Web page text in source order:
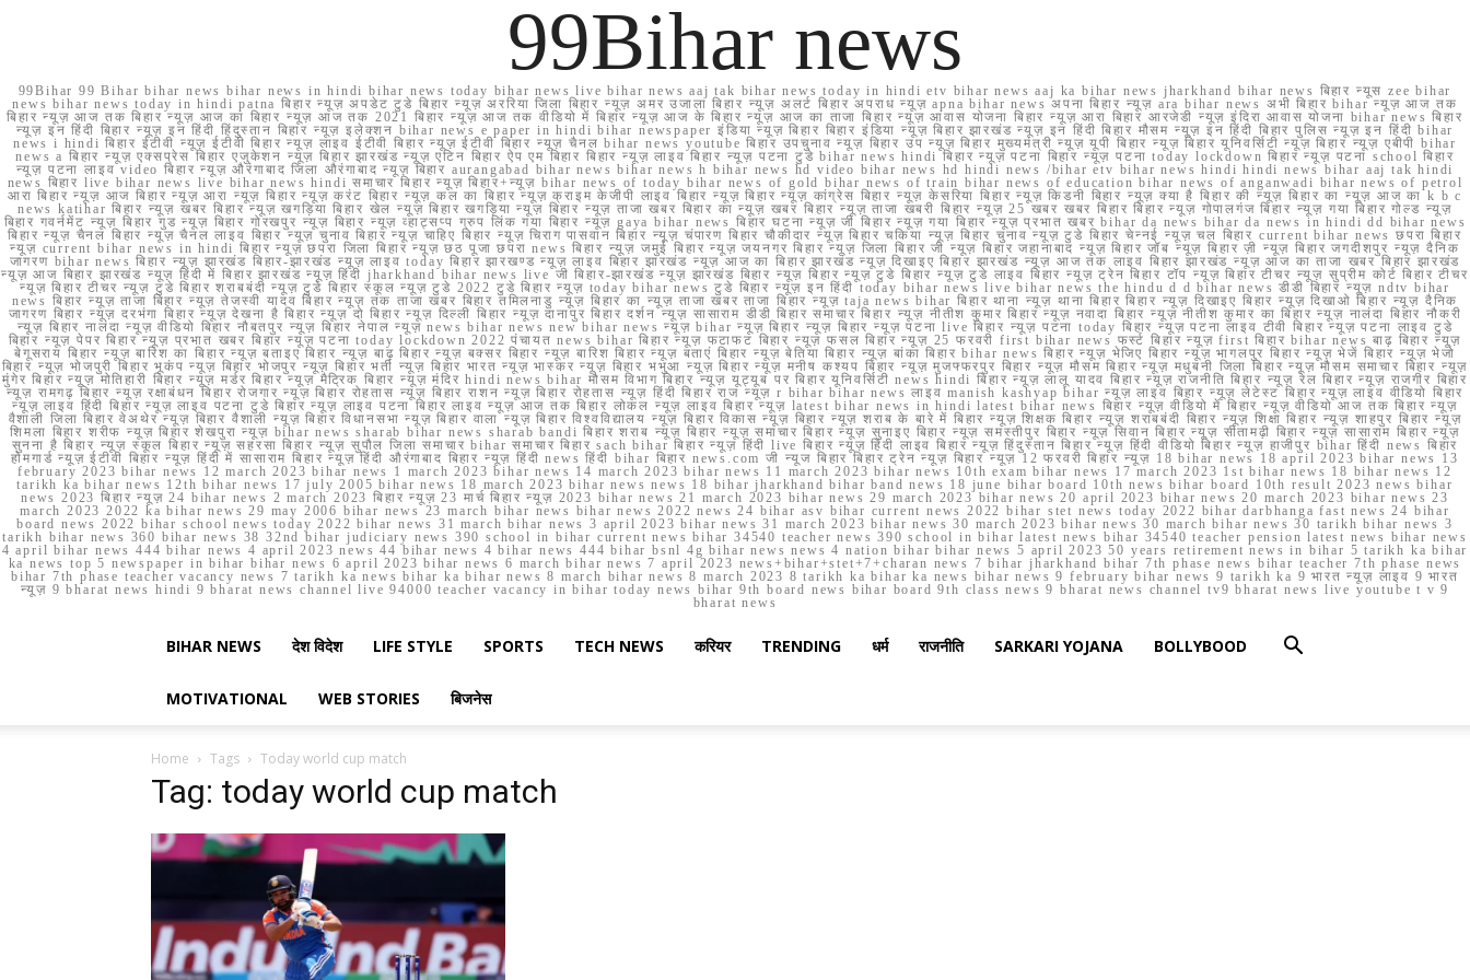
99Bihar news
99Bihar 99 Bihar bihar news bihar news in hindi bihar news today bihar news live bihar news aaj tak bihar news today in hindi etv bihar news aaj ka bihar news jharkhand bihar news बिहार न्यूस zee bihar
news bihar news today in hindi patna बिहार न्यूज़ अपडेट टुडे बिहार न्यूज़ अररिया जिला बिहार न्यूज़ अमर उजाला बिहार न्यूज़ अलर्ट बिहार अपराध न्यूज़ apna bihar news अपना बिहार न्यूज़ ara bihar news अभी बिहार bihar न्यूज़ आज तक
बिहार न्यूज़ आज तक बिहार न्यूज़ आज का बिहार न्यूज़ आज तक 2021 बिहार न्यूज़ आज तक वीडियो में बिहार न्यूज़ आज के बिहार न्यूज़ आज का ताजा बिहार न्यूज़ आवास योजना बिहार न्यूज़ आरा बिहार आरजेडी न्यूज़ इंदिरा आवास योजना bihar news बिहार
न्यूज़ इन हिंदी बिहार न्यूज़ इन हिंदी हिंदुस्तान बिहार न्यूज़ इलेक्शन bihar news e paper in hindi bihar newspaper इंडिया न्यूज़ बिहार बिहार इंडिया न्यूज़ बिहार झारखंड न्यूज़ इन हिंदी बिहार मौसम न्यूज़ इन हिंदी बिहार पुलिस न्यूज़ इन हिंदी bihar
news i hindi बिहार ईटीवी न्यूज़ ईटीवी बिहार न्यूज़ लाइव ईटीवी बिहार न्यूज़ ईटीवी बिहार न्यूज़ चैनल bihar news youtube बिहार उपचुनाव न्यूज़ बिहार उप न्यूज़ बिहार मुख्यमंत्री न्यूज़ यूपी बिहार न्यूज़ बिहार यूनिवर्सिटी न्यूज़ बिहार न्यूज़ एबीपी bihar
news a बिहार न्यूज़ एक्सप्रेस बिहार एजुकेशन न्यूज़ बिहार झारखंड न्यूज़ एटिन बिहार ऐप एम बिहार बिहार न्यूज़ लाइव बिहार न्यूज़ पटना टुडे bihar news hindi बिहार न्यूज़ पटना बिहार न्यूज़ पटना today lockdown बिहार न्यूज़ पटना school बिहार
न्यूज़ पटना लाइव video बिहार न्यूज़ औरंगाबाद जिला औरंगाबाद न्यूज़ बिहार aurangabad bihar news bihar news h bihar news hd video bihar news hd hindi news /bihar etv bihar news hindi hindi news bihar aaj tak hindi
news बिहार live bihar news live bihar news hindi समाचार बिहार न्यूज़ बिहार+न्यूज़ bihar news of today bihar news of gold bihar news of train bihar news of education bihar news of anganwadi bihar news of petrol
आरा बिहार न्यूज़ आज बिहार न्यूज़ आरा न्यूज़ बिहार न्यूज़ करंट बिहार न्यूज़ कल का बिहार न्यूज़ क्राइम केजीपी लाइव बिहार न्यूज़ बिहार न्यूज़ कांग्रेस बिहार न्यूज़ केसरिया बिहार न्यूज़ किडनी बिहार न्यूज़ क्या है बिहार की न्यूज़ बिहार का न्यूज़ आज का k b c
news katihar बिहार न्यूज़ खबर बिहार न्यूज़ खगड़िया बिहार खेल न्यूज़ बिहार खगड़िया न्यूज़ बिहार न्यूज़ ताजा खबर बिहार का न्यूज़ खबर बिहार न्यूज़ ताजा खबरी बिहार न्यूज़ 25 खबर खबर बिहार बिहार न्यूज़ गोपालगंज बिहार न्यूज़ गया बिहार गोल्ड न्यूज़
बिहार गवर्नमेंट न्यूज़ बिहार गुड न्यूज़ बिहार गोरखपुर न्यूज़ बिहार न्यूज़ व्हाट्सप्प ग्रुप लिंक गया बिहार न्यूज़ gaya bihar news बिहार घटना न्यूज़ जी बिहार न्यूज़ गया बिहार न्यूज़ प्रभात खबर bihar da news bihar da news in hindi dd bihar news
बिहार न्यूज़ चैनल बिहार न्यूज़ चैनल लाइव बिहार न्यूज़ चुनाव बिहार न्यूज़ चाहिए बिहार न्यूज़ चिराग पासवान बिहार न्यूज़ चंपारण बिहार चौकीदार न्यूज़ बिहार चकिया न्यूज़ बिहार चुनाव न्यूज़ टुडे बिहार चेन्नई न्यूज़ चल बिहार current bihar news छपरा बिहार
न्यूज़ current bihar news in hindi बिहार न्यूज़ छपरा जिला बिहार न्यूज़ छठ पूजा छपरा news बिहार न्यूज़ जमुई बिहार न्यूज़ जयनगर बिहार न्यूज़ जिला बिहार जी न्यूज़ बिहार जहानाबाद न्यूज़ बिहार जॉब न्यूज़ बिहार ज़ी न्यूज़ बिहार जगदीशपुर न्यूज़ दैनिक
जागरण bihar news बिहार न्यूज़ झारखंड बिहार-झारखंड न्यूज़ लाइव today बिहार झारखण्ड न्यूज़ लाइव बिहार झारखंड न्यूज़ आज का बिहार झारखंड न्यूज़ दिखाइए बिहार झारखंड न्यूज़ आज तक लाइव बिहार झारखंड न्यूज़ आज का ताजा खबर बिहार झारखंड
न्यूज़ आज बिहार झारखंड न्यूज़ हिंदी में बिहार झारखंड न्यूज़ हिंदी jharkhand bihar news live जी बिहार-झारखंड न्यूज़ झारखंड बिहार न्यूज़ बिहार न्यूज़ टुडे बिहार न्यूज़ टुडे लाइव बिहार न्यूज़ ट्रेन बिहार टॉप न्यूज़ बिहार टीचर न्यूज़ सुप्रीम कोर्ट बिहार टीचर
न्यूज़ बिहार टीचर न्यूज़ टुडे बिहार शराबबंदी न्यूज़ टुडे बिहार स्कूल न्यूज़ टुडे 2022 टुडे बिहार न्यूज़ today bihar news टुडे बिहार न्यूज़ इन हिंदी today bihar news live bihar news the hindu d d bihar news डीडी बिहार न्यूज़ ndtv bihar
news बिहार न्यूज़ ताजा बिहार न्यूज़ तेजस्वी यादव बिहार न्यूज़ तक ताजा खबर बिहार तमिलनाडु न्यूज़ बिहार का न्यूज़ ताजा खबर ताजा बिहार न्यूज़ taja news bihar बिहार थाना न्यूज़ थाना बिहार बिहार न्यूज़ दिखाइए बिहार न्यूज़ दिखाओ बिहार न्यूज़ दैनिक
जागरण बिहार न्यूज़ दरभंगा बिहार न्यूज़ देखना है बिहार न्यूज़ दो बिहार न्यूज़ दिल्ली बिहार न्यूज़ दानापुर बिहार दर्शन न्यूज़ सासाराम डीडी बिहार समाचार बिहार न्यूज़ नीतीश कुमार बिहार न्यूज़ नवादा बिहार न्यूज़ नीतीश कुमार का बिहार न्यूज़ नालंदा बिहार नौकरी
न्यूज़ बिहार नालंदा न्यूज़ वीडियो बिहार नौबतपुर न्यूज़ बिहार नेपाल न्यूज़ news bihar news new bihar news न्यूज़ bihar न्यूज़ बिहार न्यूज़ बिहार न्यूज़ पटना live बिहार न्यूज़ पटना today बिहार न्यूज़ पटना लाइव टीवी बिहार न्यूज़ पटना लाइव टुडे
बिहार न्यूज़ पेपर बिहार न्यूज़ प्रभात खबर बिहार न्यूज़ पटना today lockdown 2022 पंचायत news bihar बिहार न्यूज़ फटाफट बिहार न्यूज़ फसल बिहार न्यूज़ 25 फरवरी first bihar news फर्स्ट बिहार न्यूज़ first बिहार bihar news बाढ़ बिहार न्यूज़
बेगूसराय बिहार न्यूज़ बारिश का बिहार न्यूज़ बताइए बिहार न्यूज़ बाढ़ बिहार न्यूज़ बक्सर बिहार न्यूज़ बारिश बिहार न्यूज़ बताएं बिहार न्यूज़ बेतिया बिहार न्यूज़ बांका बिहार bihar news बिहार न्यूज़ भेजिए बिहार न्यूज़ भागलपुर बिहार न्यूज़ भेजें बिहार न्यूज़ भेजो
बिहार न्यूज़ भोजपुरी बिहार भूकंप न्यूज़ बिहार भोजपुर न्यूज़ बिहार भर्ती न्यूज़ बिहार भारत न्यूज़ भास्कर न्यूज़ बिहार भभुआ न्यूज़ बिहार न्यूज़ मनीष कश्यप बिहार न्यूज़ मुजफ्फरपुर बिहार न्यूज़ मौसम बिहार न्यूज़ मधुबनी जिला बिहार न्यूज़ मौसम समाचार बिहार न्यूज़
मुंगेर बिहार न्यूज़ मोतिहारी बिहार न्यूज़ मर्डर बिहार न्यूज़ मैट्रिक बिहार न्यूज़ मंदिर hindi news bihar मौसम विभाग बिहार न्यूज़ यूट्यूब पर बिहार यूनिवर्सिटी news hindi बिहार न्यूज़ लालू यादव बिहार न्यूज़ राजनीति बिहार न्यूज़ रेल बिहार न्यूज़ राजगीर बिहार
न्यूज़ रामगढ़ बिहार न्यूज़ रक्षाबंधन बिहार रोजगार न्यूज़ बिहार रोहतास न्यूज़ बिहार राशन न्यूज़ बिहार रोहतास न्यूज़ हिंदी बिहार राज न्यूज़ r bihar bihar news लाइव manish kashyap bihar न्यूज़ लाइव बिहार न्यूज़ लेटेस्ट बिहार न्यूज़ लाइव वीडियो बिहार
न्यूज़ लाइव हिंदी बिहार न्यूज़ लाइव पटना टुडे बिहार न्यूज़ लाइव पटना बिहार लाइव न्यूज़ आज तक बिहार लोकल न्यूज़ लाइव बिहार न्यूज़ latest bihar news in hindi latest bihar news बिहार न्यूज़ वीडियो में बिहार न्यूज़ वीडियो आज तक बिहार न्यूज़
वैशाली जिला बिहार वेअथेर न्यूज़ बिहार वैशाली न्यूज़ बिहार विधानसभा न्यूज़ बिहार वाला न्यूज़ बिहार विश्वविद्यालय न्यूज़ बिहार विकास न्यूज़ बिहार न्यूज़ शराब के बारे में बिहार न्यूज़ शिक्षक बिहार न्यूज़ शराबबंदी बिहार न्यूज़ शिक्षा बिहार न्यूज़ शाहपुर बिहार न्यूज़
शिमला बिहार शरीफ न्यूज़ बिहार शेखपुरा न्यूज़ bihar news sharab bihar news sharab bandi बिहार शराब न्यूज़ बिहार न्यूज़ समाचार बिहार न्यूज़ सुनाइए बिहार न्यूज़ समस्तीपुर बिहार न्यूज़ सिवान बिहार न्यूज़ सीतामढ़ी बिहार न्यूज़ सासाराम बिहार न्यूज़
सुनना है बिहार न्यूज़ स्कूल बिहार न्यूज़ सहरसा बिहार न्यूज़ सुपौल जिला समाचार bihar समाचार बिहार sach bihar बिहार न्यूज़ हिंदी live बिहार न्यूज़ हिंदी लाइव बिहार न्यूज़ हिंदुस्तान बिहार न्यूज़ हिंदी वीडियो बिहार न्यूज़ हाजीपुर bihar हिंदी news बिहार
होमगार्ड न्यूज़ ईटीवी बिहार न्यूज़ हिंदी में सासाराम बिहार न्यूज़ हिंदी औरंगाबाद बिहार न्यूज़ हिंदी news हिंदी bihar बिहार news.com जी न्यूज बिहार बिहार ट्रेन न्यूज़ बिहार न्यूज़ 12 फरवरी बिहार न्यूज़ 18 bihar news 18 april 2023 bihar news 13
february 2023 bihar news 12 march 2023 bihar news 1 march 2023 bihar news 14 march 2023 bihar news 11 march 2023 bihar news 10th exam bihar news 17 march 2023 1st bihar news 18 bihar news 12
tarikh ka bihar news 12th bihar news 17 july 2005 bihar news 18 march 2023 bihar news news 18 bihar jharkhand bihar band news 18 june bihar board 10th news bihar board 10th result 2023 news bihar
news 2023 बिहार न्यूज़ 24 bihar news 2 march 2023 बिहार न्यूज़ 23 मार्च बिहार न्यूज़ 2023 bihar news 21 march 2023 bihar news 29 march 2023 bihar news 20 april 2023 bihar news 20 march 2023 bihar news 23
march 2023 2022 ka bihar news 29 may 2006 bihar news 23 march bihar news bihar news 2022 news 24 bihar asv bihar current news 2022 bihar stet news today 2022 bihar darbhanga fast news 24 bihar
board news 2022 bihar school news today 2022 bihar news 31 march bihar news 3 april 2023 bihar news 31 march 2023 bihar news 30 march 2023 bihar news 30 march bihar news 30 tarikh bihar news 3
tarikh bihar news 360 bihar news 38 32nd bihar judiciary news 390 school in bihar current news bihar 34540 teacher news 390 school in bihar latest news bihar 34540 teacher pension latest news bihar news
4 april bihar news 444 bihar news 4 april 2023 news 44 bihar news 4 bihar news 444 bihar bsnl 4g bihar news news 4 nation bihar bihar news 5 april 2023 50 years retirement news in bihar 5 tarikh ka bihar
ka news top 5 newspaper in bihar bihar news 6 april 2023 bihar news 6 march bihar news 7 april 2023 news+bihar+stet+7+charan news 7 bihar jharkhand bihar 7th phase news bihar teacher 7th phase news
bihar 7th phase teacher vacancy news 7 tarikh ka news bihar ka bihar news 8 march bihar news 8 march 2023 8 tarikh ka bihar ka news bihar news 9 february bihar news 9 tarikh ka 9 भारत न्यूज़ लाइव 9 भारत
न्यूज़ 9 bharat news hindi 9 bharat news channel live 94000 teacher vacancy in bihar today news bihar 9th board news bihar board 9th class news 9 bharat news channel tv9 bharat news live youtube t v 9
bharat news
BIHAR NEWS देश विदेश LIFE STYLE SPORTS TECH NEWS करियर TRENDING धर्म राजनीति SARKARI YOJANA BOLLYBOOD
MOTIVATIONAL WEB STORIES बिजनेस
Home Tags Today world cup match
Tag: today world cup match